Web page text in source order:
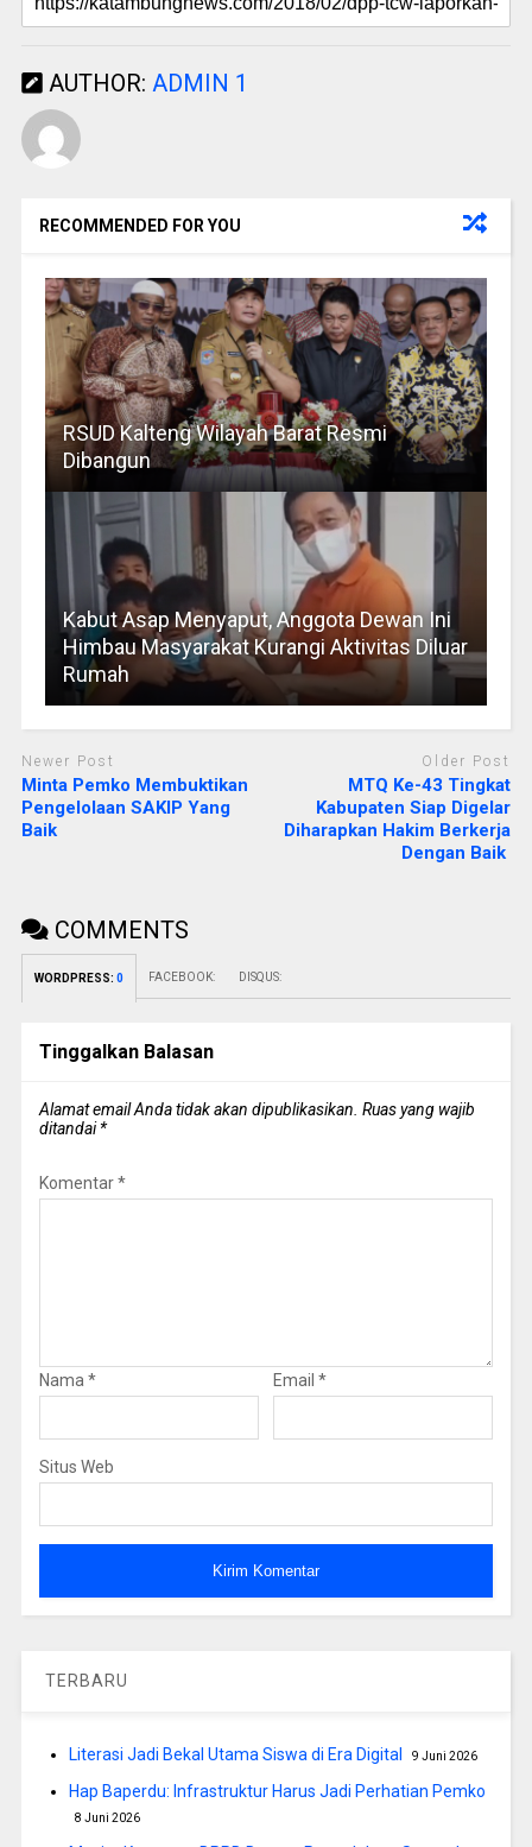
AUTHOR: ADMIN 1
RECOMMENDED FOR YOU
RSUD Kalteng Wilayah Barat Resmi
Dibangun
Kabut Asap Menyaput, Anggota Dewan Ini
Himbau Masyarakat Kurangi Aktivitas Diluar
Rumah
Newer Post
Minta Pemko Membuktikan
Pengelolaan SAKIP Yang
Baik
Older Post
MTQ Ke-43 Tingkat
Kabupaten Siap Digelar
Diharapkan Hakim Berkerja
Dengan Baik
COMMENTS
WORDPRESS: 0 FACEBOOK: DISQUS:
Tinggalkan Balasan
Alamat email Anda tidak akan dipublikasikan. Ruas yang wajib
ditandai*
Komentar*
Nama* Email *
Situs Web
TERBARU
Literasi Jadi Bekal Utama Siswa di Era Digital 9 Juni 2026
Hap Baperdu: Infrastruktur Harus Jadi Perhatian Pemko
8 Juni 2026